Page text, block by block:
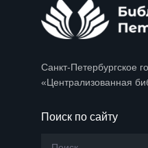
Санкт-Петербургское
«Централизованная
Поиск по сайту